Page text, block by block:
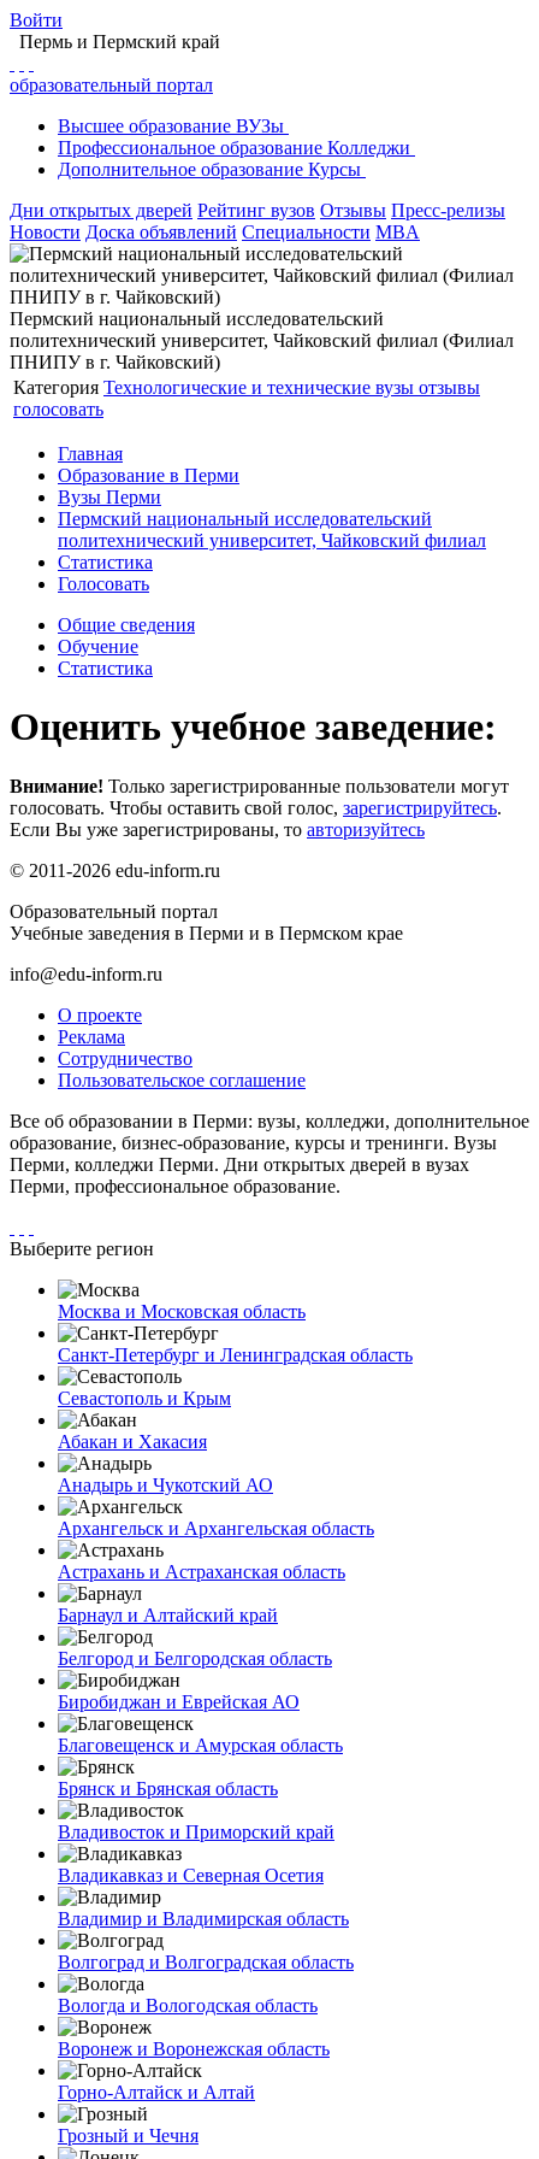
Войти
Пермь и Пермский край
образовательный портал
Высшее образование ВУЗы
Профессиональное образование Колледжи
Дополнительное образование Курсы
Дни открытых дверей Рейтинг вузов Отзывы Пресс-релизы
Новости Доска объявлений Специальности MBA
Пермский национальный исследовательский
политехнический университет, Чайковский филиал (Филиал
ПНИПУ в г. Чайковский)
Категория Технологические и технические вузы отзывы
голосовать
Главная
Образование в Перми
Вузы Перми
Пермский национальный исследовательский
политехнический университет, Чайковский филиал
Статистика
Голосовать
Общие сведения
Обучение
Статистика
Оценить учебное заведение:
Внимание! Только зарегистрированные пользователи могут
голосовать. Чтобы оставить свой голос, зарегистрируйтесь.
Если Вы уже зарегистрированы, то авторизуйтесь
© 2011-2026 edu-inform.ru
Образовательный портал
Учебные заведения в Перми и в Пермском крае
info@edu-inform.ru
О проекте
Реклама
Сотрудничество
Пользовательское соглашение
Все об образовании в Перми: вузы, колледжи, дополнительное
образование, бизнес-образование, курсы и тренинги. Вузы
Перми, колледжи Перми. Дни открытых дверей в вузах
Перми, профессиональное образование.
Выберите регион
Москва и Московская область
Санкт-Петербург и Ленинградская область
Севастополь и Крым
Абакан и Хакасия
Анадырь и Чукотский АО
Архангельск и Архангельская область
Астрахань и Астраханская область
Барнаул и Алтайский край
Белгород и Белгородская область
Биробиджан и Еврейская АО
Благовещенск и Амурская область
Брянск и Брянская область
Владивосток и Приморский край
Владикавказ и Северная Осетия
Владимир и Владимирская область
Волгоград и Волгоградская область
Вологда и Вологодская область
Воронеж и Воронежская область
Горно-Алтайск и Алтай
Грозный и Чечня